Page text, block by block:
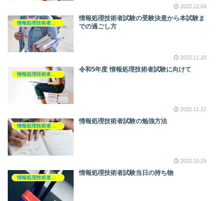
2022.12.04
情報処理技術者試験の受験決意から本試験ま
での過ごし方
2022.11.20
情報処理技術者試験
令和5年度 情報処理技術者試験に向けて
2022.11.12
情報処理技術者試験の勉強方法
2022.10.29
情報処理技術者試験当日の持ち物